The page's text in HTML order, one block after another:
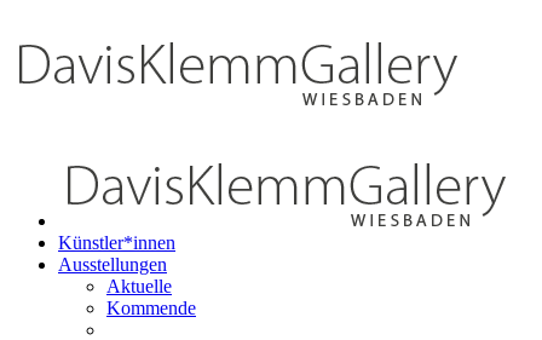
Künstler*innen
Ausstellungen
Aktuelle
Kommende